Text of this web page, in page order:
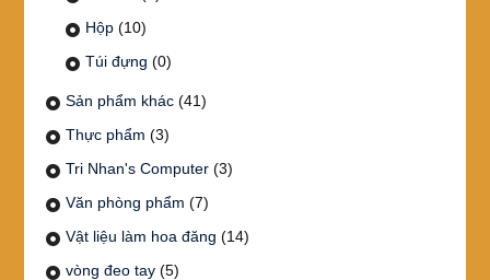
Hộp (10)
Túi đựng (0)
Sản phẩm khác (41)
Thực phẩm (3)
Tri Nhan's Computer (3)
Văn phòng phẩm (7)
Vật liệu làm hoa đăng (14)
vòng đeo tay (5)